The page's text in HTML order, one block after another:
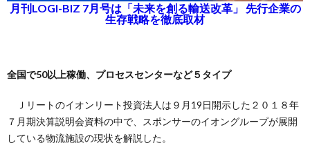
月刊LOGI-BIZ 7月号は「未来を創る輸送改革」 先行企業の
生存戦略を徹底取材
全国で50以上稼働、プロセスセンターなど５タイプ
Ｊリートのイオンリート投資法人は９月19日開示した２０１８年
７月期決算説明会資料の中で、スポンサーのイオングループが展開
している物流施設の現状を解説した。